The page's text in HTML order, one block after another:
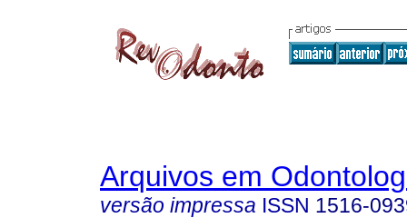
Arquivos em
versão impressa ISSN 1516-